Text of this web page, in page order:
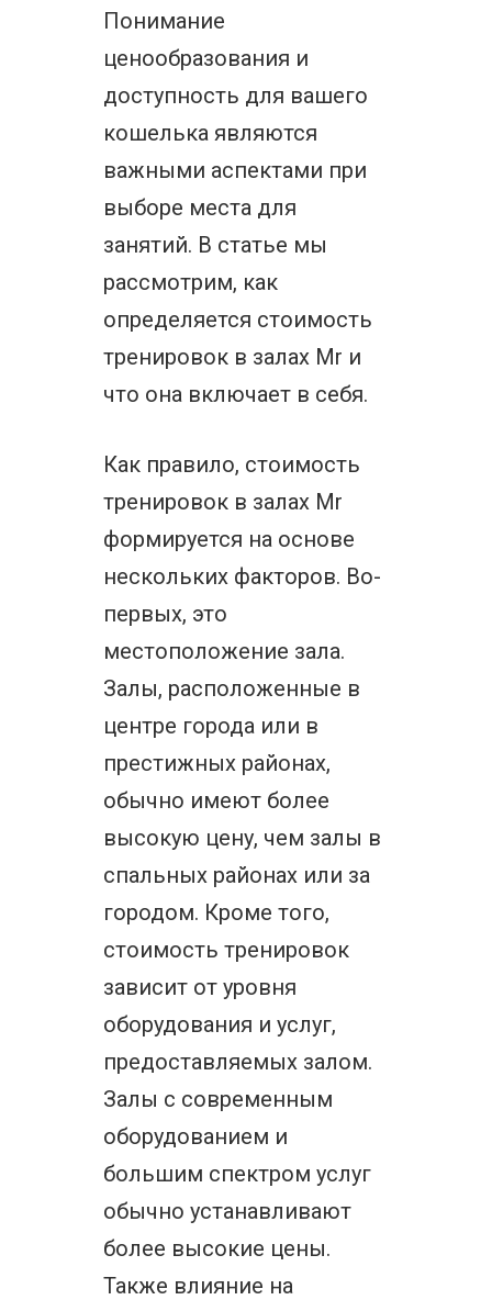
Понимание
ценообразования и
доступность для вашего
кошелька являются
важными аспектами при
выборе места для
занятий. В статье мы
рассмотрим, как
определяется стоимость
тренировок в залах Mr и
что она включает в себя.
Как правило, стоимость
тренировок в залах Mr
формируется на основе
нескольких факторов. Во-
первых, это
местоположение зала.
Залы, расположенные в
центре города или в
престижных районах,
обычно имеют более
высокую цену, чем залы в
спальных районах или за
городом. Кроме того,
стоимость тренировок
зависит от уровня
оборудования и услуг,
предоставляемых залом.
Залы с современным
оборудованием и
большим спектром услуг
обычно устанавливают
более высокие цены.
Также влияние на